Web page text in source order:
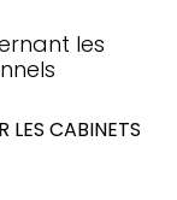
les
LES CABINETS